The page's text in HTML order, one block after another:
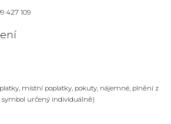
427 109
místní poplatky, pokuty, nájemné, plnění z
určený individuálně)